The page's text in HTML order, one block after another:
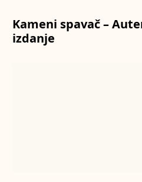
Kameni spavač –
izdanje